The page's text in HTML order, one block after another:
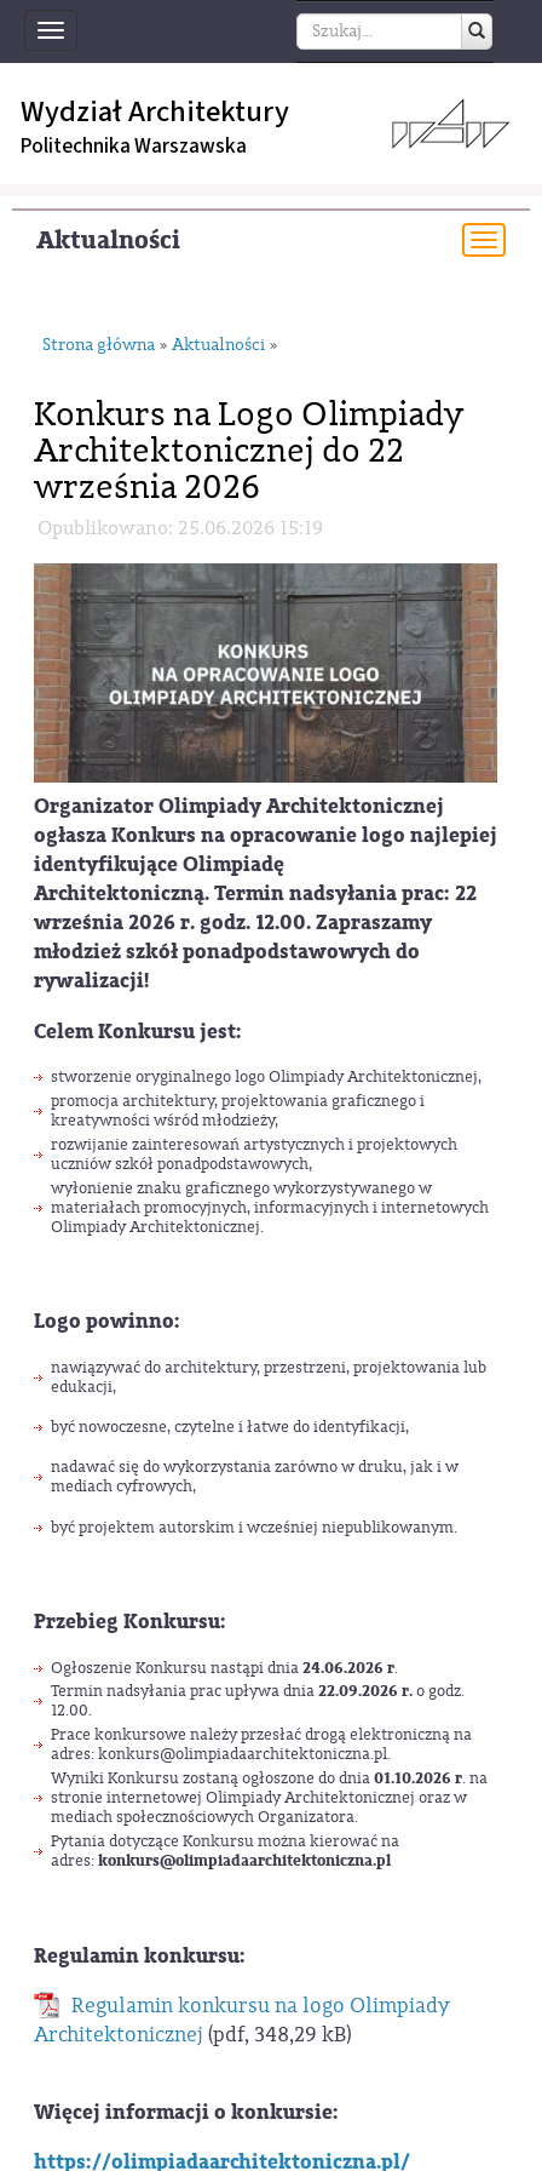
Toggle
navigation
Wydział Architektury
Politechnika Warszawska
Aktualności
Strona główna » Aktualności »
Konkurs na Logo Olimpiady
Architektonicznej do 22
września 2026
Opublikowano: 25.06.2026 15:19
Organizator Olimpiady Architektonicznej
ogłasza Konkurs na opracowanie logo najlepiej
identyfikujące Olimpiadę
Architektoniczną. Termin nadsyłania prac: 22
września 2026 r. godz. 12.00.Zapraszamy
młodzież szkół ponadpodstawowych do
rywalizacji!
Celem Konkursu jest:
stworzenie oryginalnego logo Olimpiady Architektonicznej,
promocja architektury, projektowania graficznego i
kreatywności wśród młodzieży,
rozwijanie zainteresowań artystycznych i projektowych
uczniów szkół ponadpodstawowych,
wyłonienie znaku graficznego wykorzystywanego w
materiałach promocyjnych, informacyjnych i internetowych
Olimpiady Architektonicznej.
Logo powinno:
nawiązywać do architektury, przestrzeni, projektowania lub
edukacji,
być nowoczesne, czytelne i łatwe do identyfikacji,
nadawać się do wykorzystania zarówno w druku, jak i w
mediach cyfrowych,
być projektem autorskim i wcześniej niepublikowanym.
Przebieg Konkursu:
Ogłoszenie Konkursu nastąpi dnia24.06.2026 r.
Termin nadsyłania prac upływa dnia22.09.2026 r.o godz.
12.00.
Prace konkursowe należy przesłać drogą elektroniczną na
adres: konkurs@olimpiadaarchitektoniczna.pl.
Wyniki Konkursu zostaną ogłoszone do dnia01.10.2026 r. na
stronie internetowej Olimpiady Architektonicznej oraz w
mediach społecznościowych Organizatora.
Pytania dotyczące Konkursu można kierować na
adres:konkurs@olimpiadaarchitektoniczna.pl
Regulamin konkursu:
Regulamin konkursu na logo Olimpiady
Architektonicznej (pdf, 348,29 kB)
Więcej informacji o konkursie:
https://olimpiadaarchitektoniczna.pl/